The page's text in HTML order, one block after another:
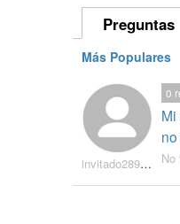
Preguntas
Más Populares
invitado2899246
0
No